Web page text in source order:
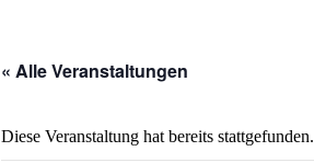
« Alle Veranstaltungen
Diese Veranstaltung hat bereits stattgefunden.